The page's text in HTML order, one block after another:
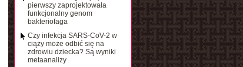
pierwszy zaprojektowała
funkcjonalny genom
bakteriofaga
Czy infekcja SARS-CoV-2 w
ciąży może odbić się na
zdrowiu dziecka? Są wyniki
metaanalizy